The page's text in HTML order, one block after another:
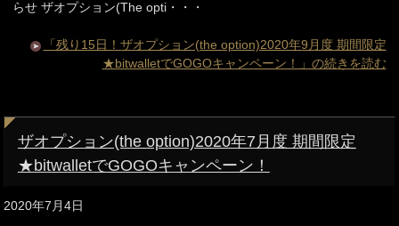
らせ ザオプション(The opti・・・
「残り15日！ザオプション(the option)2020年9月度 期間限定
★bitwalletでGOGOキャンペーン！」の続きを読む
ザオプション(the option)2020年7月度 期間限定
★bitwalletでGOGOキャンペーン！
2020年7月4日